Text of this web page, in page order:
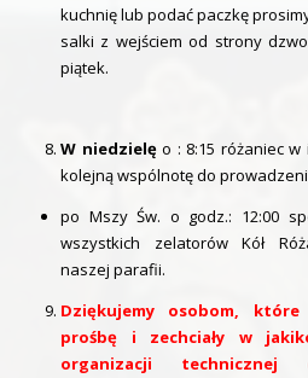
kuchnię lub podać paczkę
salki z wejściem od strony
piątek.
W niedzielęo : 8:15 różaniec w
kolejną wspólnotę do
po Mszy Św. o godz.: 12:00
wszystkich zelatorów Kół
naszej parafii.
Dziękujemy osobom,
prośbę i zechciały w
organizacji technicznej